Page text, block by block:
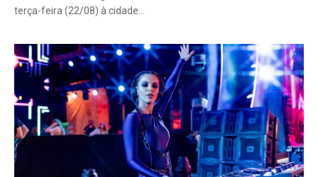
terça-feira (22/08) à cidade…